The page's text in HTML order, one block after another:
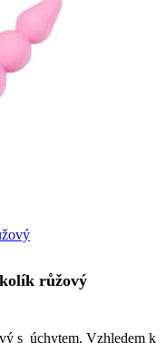
růžový
s úchytem. Vzhledem k